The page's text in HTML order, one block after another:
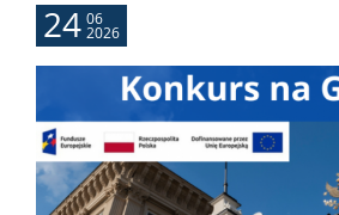
TRI-BIO-CHEM
RadFarm
24 06
2026